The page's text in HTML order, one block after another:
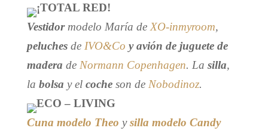
¡TOTAL RED!
Vestidor modelo María de XO-inmyroom,
peluchesde IVO&Co y avión de juguete de
madera de Normann Copenhagen. La silla,
la bolsa y el cocheson de Nobodinoz.
ECO – LIVING
Cuna modelo Theo ysilla modelo Candy